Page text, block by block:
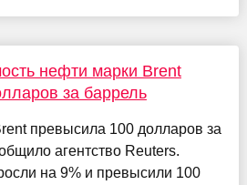
нефти марки Brent
за баррель
превысила 100 долларов за
агентство Reuters.
на 9% и превысили 100